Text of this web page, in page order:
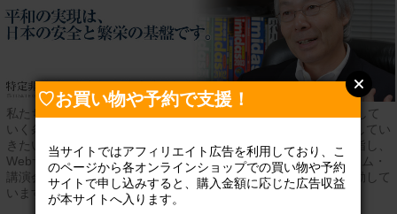
私たちNPO法人・国際変動研究所は、日本の安全と繁栄を実現して
いく条件となる国際平和の構築について、先駆的な役割を果たしてい
きたいと考えています。日本で初めてのシンクタンク活動を目指し、
Webサイト「sriic.org」の運営、企業や地方団体でのシンポジウム・
講演会などの開催など、日本の平和、安全を向上させるため活動して
います。
♡お買い物や予約で支援！
当サイトではアフィリエイト広告を利用しており、こ
のページから各オンラインショップでの買い物や予約
サイトで申し込みすると、購入金額に応じた広告収益
が本サイトへ入ります。